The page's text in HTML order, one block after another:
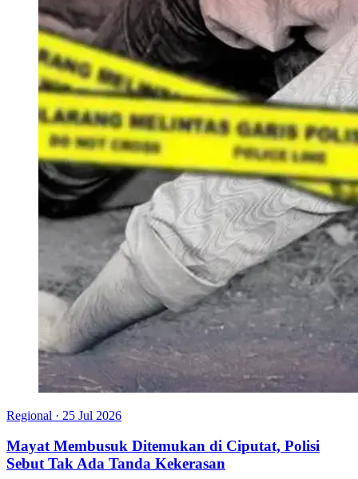
Regional · 25 Jul 2026
Mayat Membusuk Ditemukan di Ciputat, Polisi
Sebut Tak Ada Tanda Kekerasan